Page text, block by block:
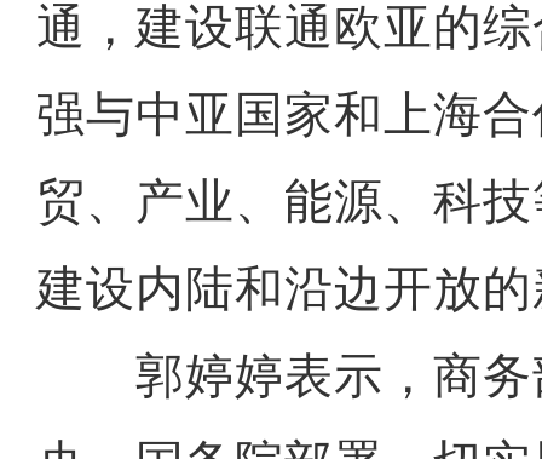
通，建设联通欧亚的
强与中亚国家和上海
贸、产业、能源、科
建设内陆和沿边开放
郭婷婷表示，商务